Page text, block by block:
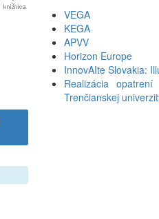
VEGA
KEGA
APVV
Horizon Europe
InnovAIte Slovakia:
Realizácia
Trenčianskej